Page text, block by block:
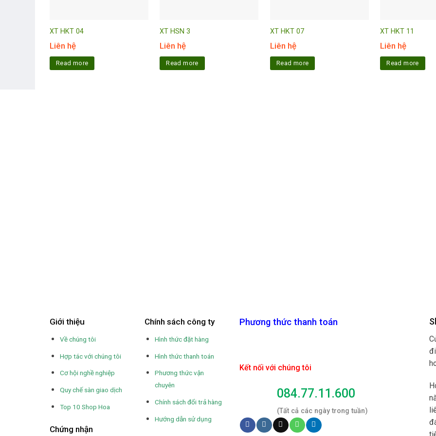
XT HKT 04
Liên hệ
Read more
XT HSN 3
Liên hệ
Read more
XT HKT 07
Liên hệ
Read more
XT HKT 11
Liên hệ
Read more
Giới thiệu
Về chúng tôi
Hợp tác với chúng tôi
Cơ hội nghề nghiệp
Quy chế sàn giao dịch
Top 10 Shop Hoa
Chứng nhận
Chính sách công ty
Hình thức đặt hàng
Hình thức thanh toán
Phương thức vận
chuyên
Chính sách đổi trả hàng
Hướng dẫn sử dụng
Phương thức thanh toán
Kết nối với chúng tôi
084.77.11.600
(Tất cả các ngày trong tuần)